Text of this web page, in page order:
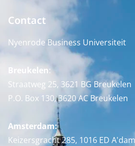
Contact
Nyenrode Business Universiteit
Breukelen:
Straatweg 25, 3621 BG Breukelen
P.O. Box 130, 3620 AC Breukelen
Amsterdam:
Keizersgracht 285, 1016 ED A'dam